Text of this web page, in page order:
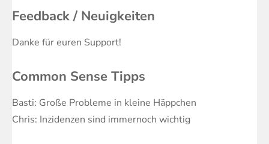
Feedback / Neuigkeiten
Danke für euren Support!
Common Sense Tipps
Basti: Große Probleme in kleine Häppchen
Chris: Inzidenzen sind immernoch wichtig